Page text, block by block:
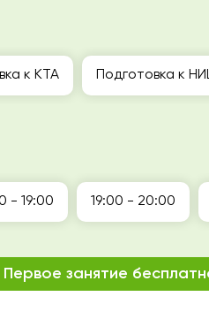
Первое занятие
к КТА Подготовка к
- 19:00 19:00 - 20:00